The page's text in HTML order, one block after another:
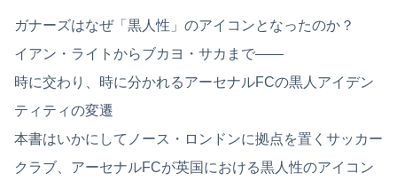
ガナーズはなぜ「黒人性」のアイコンとなったのか？
イアン・ライトからブカヨ・サカまで――
時に交わり、時に分かれるアーセナルFCの黒人アイデン
ティティの変遷
本書はいかにしてノース・ロンドンに拠点を置くサッカー
クラブ、アーセナルFCが英国における黒人性のアイコン